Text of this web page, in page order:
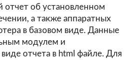
об установленном
а также аппаратных
в базовом виде. Данные
модулем и
отчета в html файле. Для